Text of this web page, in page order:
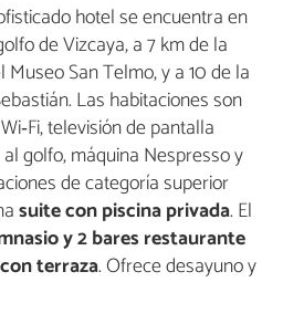
hotel se encuentra en
de Vizcaya, a 7 km de la
San Telmo, y a 10 de la
Las habitaciones son
televisión de pantalla
golfo, máquina Nespresso y
de categoría superior
suite con piscina privada. El
y 2 bares restaurante
terraza. Ofrece desayuno y